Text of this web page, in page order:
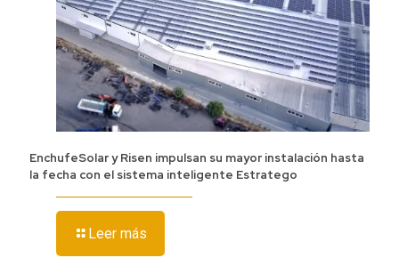
EnchufeSolar y Risen impulsan su mayor instalación hasta
la fecha con el sistema inteligente Estratego
Leer más